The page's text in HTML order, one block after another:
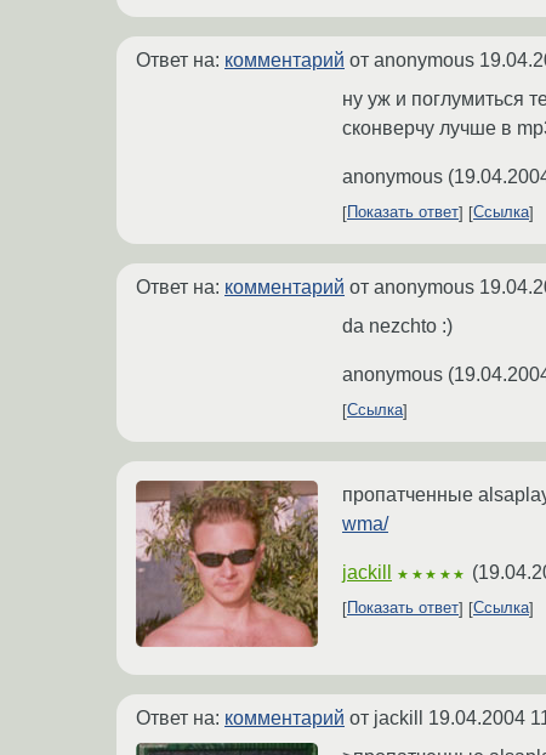
Ответ на: комментарий от anonymous
ну уж и поглумиться
сконверчу лучше в
anonymous (
Показать ответ Ссылка
Ответ на: комментарий от anonymous
da nezchto :)
anonymous (
Ссылка
пропатченные
wma/
jackill ★★★★★ (
Показать ответ Ссылка
Ответ на: комментарий от jackill 19.04.2004